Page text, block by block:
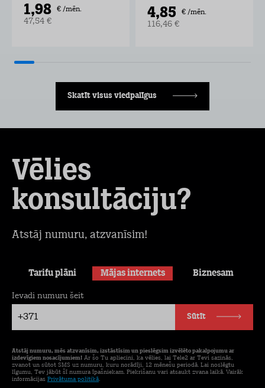
1,98 € /mēn.
47,54 €
4,85 € /mēn.
116,46 €
Skatīt visus viedpalīgus
Vēlies
konsultāciju?
Atstāj numuru, atzvanīsim!
Tarifu plāni Mājas internets Biznesam
+371
Ievadi numuru šeit
Sūtīt
Atstāj numuru, mēs atzvanīsim, izstāstīsim un pieslēgsim izvēlēto pakalpojumu ar
izdevīgiem nosacījumiem! Ar šo Tu apliecini, ka vēlies, lai Tele2 ar Tevi sazinās,
zvanot un sūtot SMS uz numuru, kuru norādīji, 12 mēnešu periodā. Lai noslēgtu
līgumu, Tev jābūt šī numura īpašniekam. Piekrišanu vari atsaukt zvana laikā. Vairāk
informācijas Privātuma politikā.